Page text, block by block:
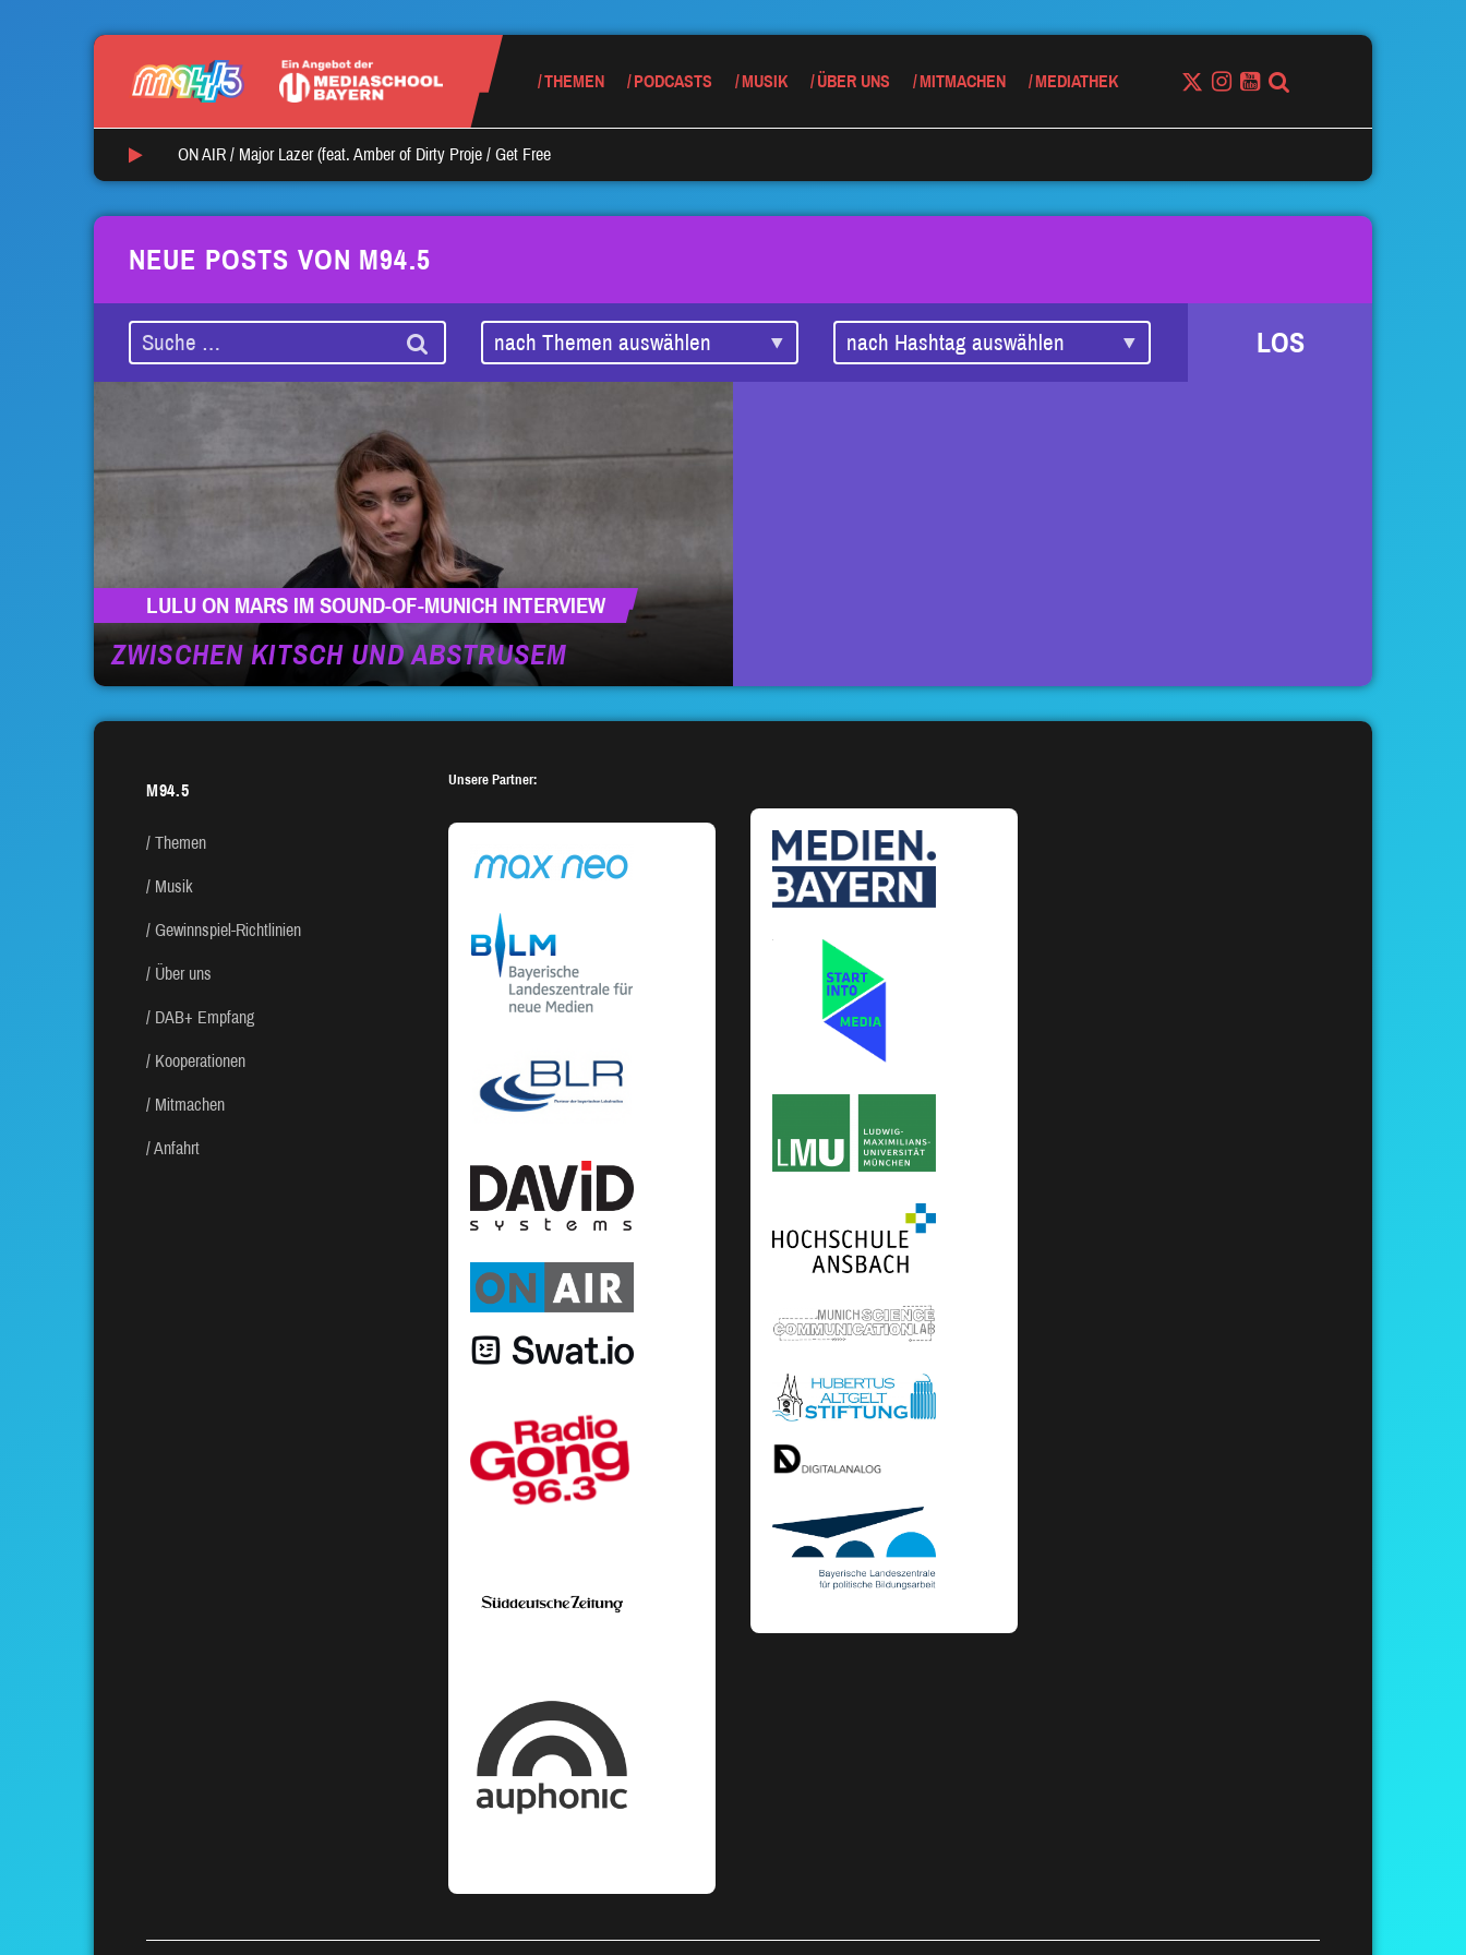
THEMEN PODCASTS MUSIK ÜBER UNS MITMACHEN MEDIATHEK
ON AIR / Major Lazer (feat. Amber of Dirty Proje / Get Free
NEUE POSTS VON M94.5
LOS
LULU ON MARS IM SOUND-OF-MUNICH INTERVIEW
ZWISCHEN KITSCH UND ABSTRUSEM
M94.5
Themen
Musik
Gewinnspiel-Richtlinien
Über uns
DAB+ Empfang
Kooperationen
Mitmachen
Anfahrt
Unsere Partner: